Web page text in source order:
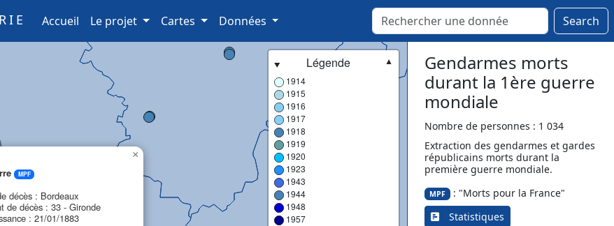
Accueil (current)
Le projet Cartes Données Search
MPF
décès : Bordeaux
de décès : 33 - Gironde
: 21/01/1883
×
Légende
▼
1914
1915
1916
1917
1918
1919
1920
1923
1943
1944
1948
1957
Gendarmes morts
durant la 1ère guerre
mondiale
Nombre de personnes : 1 034
Extraction des gendarmes et gardes
républicains morts durant la
première guerre mondiale.
MPF : "Morts pour la France"
Statistiques
DOURNIAU Louis MPF
DUBROCA Joseph MPF
DUFAU Pierre MPF
DULAUROY Emile Albert
DUMOULIN André Louis
Joseph
DUMUR Daniel
DUPONT Zéphir François
Joseph
MPF
DURANJOU Henri Joseph
DUTEL Gustave Alphonse